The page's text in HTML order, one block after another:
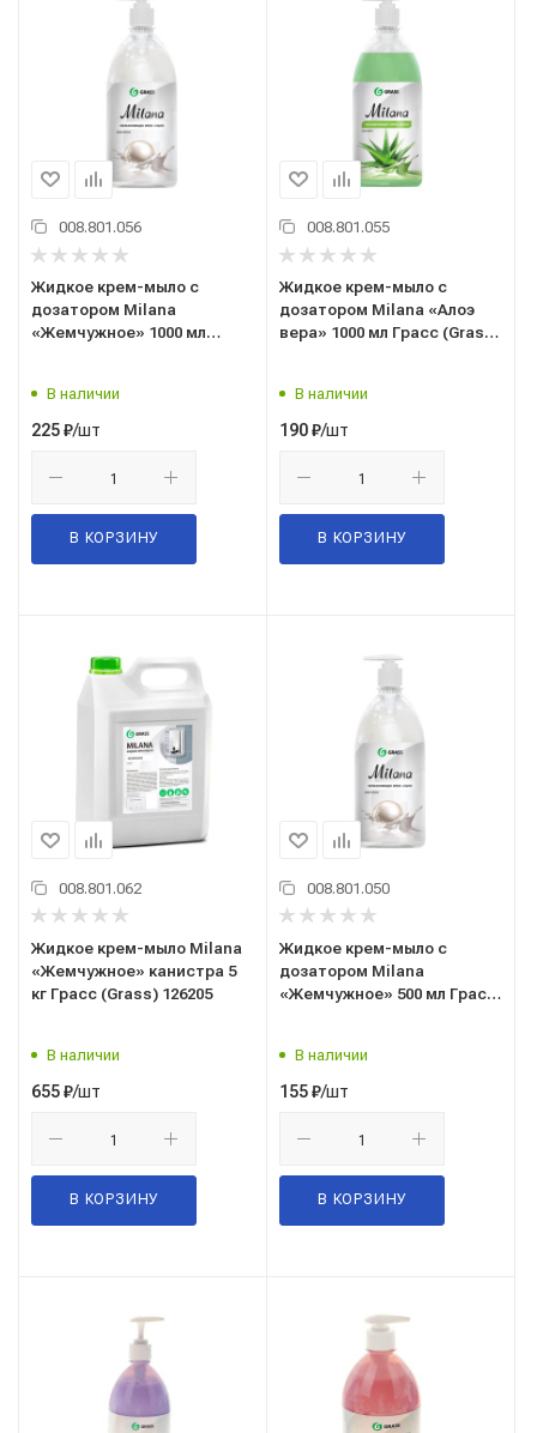
008.801.056
Жидкое крем-мыло с
дозатором Milana
«Жемчужное» 1000 мл
В наличии
225₽/шт
В КОРЗИНУ
008.801.055
Жидкое крем-мыло с
дозатором Milana «Алоэ
вера» 1000 мл Грасс (Grass)
В наличии
190₽/шт
В КОРЗИНУ
008.801.062
Жидкое крем-мыло Milana
«Жемчужное» канистра 5
кг Грасс (Grass) 126205
В наличии
655₽/шт
В КОРЗИНУ
008.801.050
Жидкое крем-мыло с
дозатором Milana
«Жемчужное» 500 мл Грасс
В наличии
155₽/шт
В КОРЗИНУ